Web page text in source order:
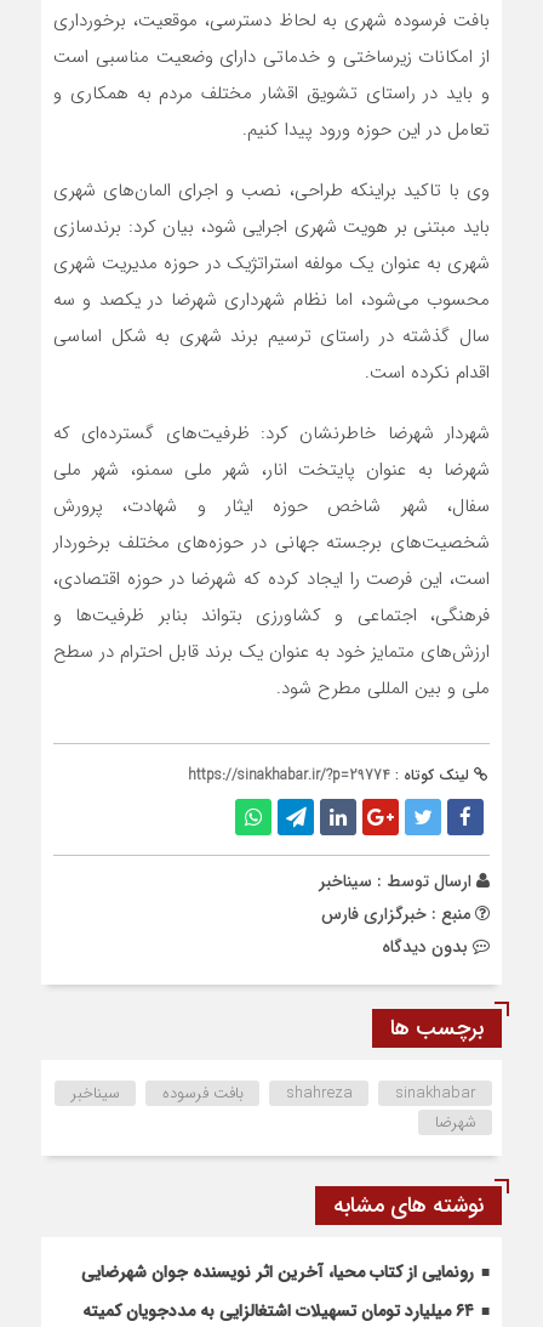
بافت فرسوده شهری به لحاظ دسترسی، موقعیت، برخورداری
از امکانات زیرساختی و خدماتی دارای وضعیت مناسبی است
و باید در راستای تشویق اقشار مختلف مردم به همکاری و
تعامل در این حوزه ورود پیدا کنیم.
وی با تاکید براینکه طراحی، نصب و اجرای المان‌های شهری
باید مبتنی بر هویت شهری اجرایی شود، بیان کرد: برندسازی
شهری به عنوان یک مولفه استراتژیک در حوزه مدیریت شهری
محسوب می‌شود، اما نظام شهرداری شهرضا در یکصد و سه
سال گذشته در راستای ترسیم برند شهری به شکل اساسی
اقدام نکرده است.
شهردار شهرضا خاطرنشان کرد: ظرفیت‌های گسترده‌ای که
شهرضا به عنوان پایتخت انار، شهر ملی سمنو، شهر ملی
سفال، شهر شاخص حوزه ایثار و شهادت، پرورش
شخصیت‌های برجسته جهانی در حوزه‌های مختلف برخوردار
است، این فرصت را ایجاد کرده که شهرضا در حوزه اقتصادی،
فرهنگی، اجتماعی و کشاورزی بتواند بنابر ظرفیت‌ها و
ارزش‌های متمایز خود به عنوان یک برند قابل احترام در سطح
ملی و بین المللی مطرح شود.
لینک کوتاه : https://sinakhabar.ir/?p=29774
ارسال توسط : سیناخبر
منبع : خبرگزاری فارس
بدون دیدگاه
برچسب ها
shahreza sinakhabar بافت فرسوده
سیناخبر
شهرضا
نوشته های مشابه
رونمایی از کتاب محیا، آخرین اثر نویسنده جوان شهرضایی
۶۴ میلیارد تومان تسهیلات اشتغالزایی به مددجویان کمیته